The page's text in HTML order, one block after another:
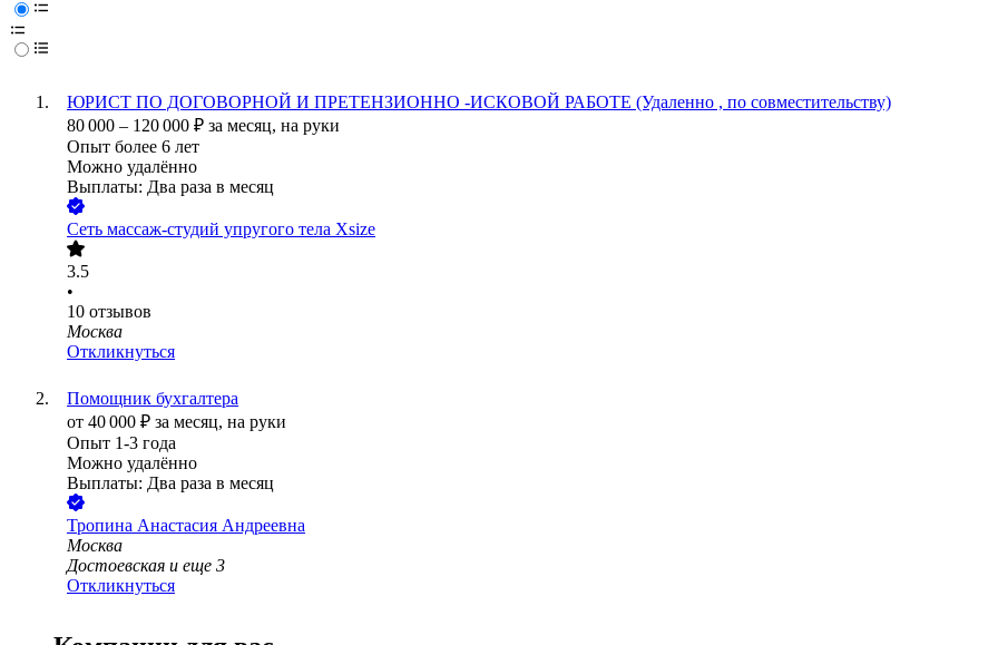
ЮРИСТ ПО ДОГОВОРНОЙ И ПРЕТЕНЗИОННО -ИСКОВОЙ РАБОТЕ (Удаленно , по совместительству)
80 000 – 120 000 ₽ за месяц, на руки
Опыт более 6 лет
Можно удалённо
Выплаты: Два раза в месяц
Сеть массаж-студий упругого тела Xsize
3.5
•
10 отзывов
Москва
Откликнуться
Помощник бухгалтера
от 40 000 ₽ за месяц, на руки
Опыт 1-3 года
Можно удалённо
Выплаты: Два раза в месяц
Тропина Анастасия Андреевна
Москва
Достоевская и еще 3
Откликнуться